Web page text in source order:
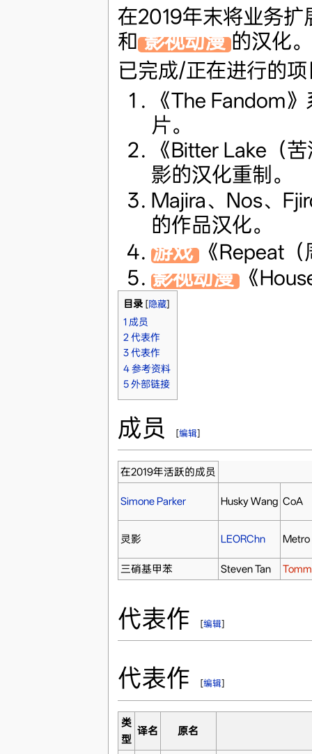
在2019年末将业务扩
和影视动漫的汉化。
已完成/正在进行的
《The Fandom
片。
《Bitter Lake（
影的汉化重制。
Majira、Nos、
的作品汉化。
游戏《Repeat（
影视动漫《
目录[隐藏]
1 成员
2 代表作
3 代表作
4 参考资料
5 外部链接
成员 [编辑]
在2019年活跃的成员
Simone Parker Husky Wang CoA
灵影 LEORChn Metro
三硝基甲苯 Steven Tan
代表作 [编辑]
代表作 [编辑]
类
型
译名 原名